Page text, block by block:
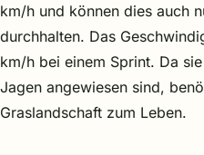
km/h und können dies auch
durchhalten. Das
km/h bei einem Sprint. Da
Jagen angewiesen sind,
Graslandschaft zum Leben.